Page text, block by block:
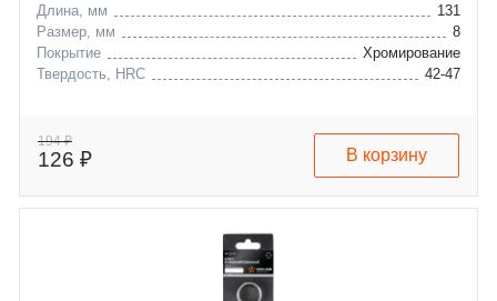
Длина, мм
131
Размер, мм
8
Покрытие
Хромирование
Твердость, HRC
42-47
194 ₽
126 ₽ В корзину